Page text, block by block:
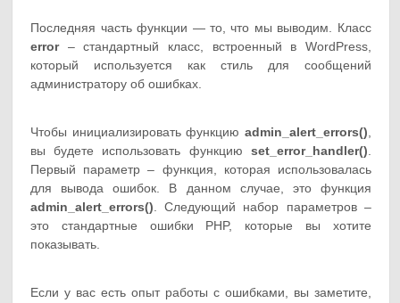
Последняя часть функции — то, что мы выводим. Класс
error– стандартный класс, встроенный в WordPress,
который используется как стиль для сообщений
администратору об ошибках.
Чтобы инициализировать функцию admin_alert_errors()
вы будете использовать функцию set_error_handler()
Первый параметр – функция, которая использовалась
для вывода ошибок. В данном случае, это функция
admin_alert_errors() . Следующий набор параметров –
это стандартные ошибки PHP, которые вы хотите
показывать.
Если у вас есть опыт работы с ошибками, вы заметите,